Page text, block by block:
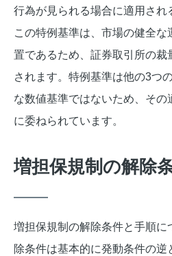
行為が見られる場合に適用され
この特例基準は、市場の健全
置であるため、証券取引所の裁
されます。特例基準は他の3つ
な数値基準ではないため、そ
に委ねられています。
増担保規制の解除
増担保規制の解除条件と手順に
除条件は基本的に発動条件の